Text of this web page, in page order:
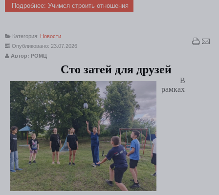
Подробнее: Учимся строить отношения
Категория: Новости
Опубликовано: 23.07.2026
Автор: РОМЦ
Сто затей для друзей
В
рамках